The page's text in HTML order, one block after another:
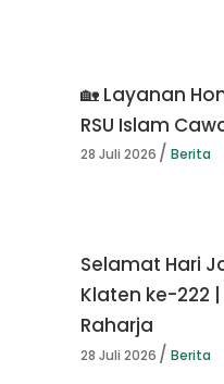
🏡 Layanan
RSU Islam
28 Juli 2026 Berita
Selamat Hari
Klaten ke-222
Raharja
28 Juli 2026 Berita